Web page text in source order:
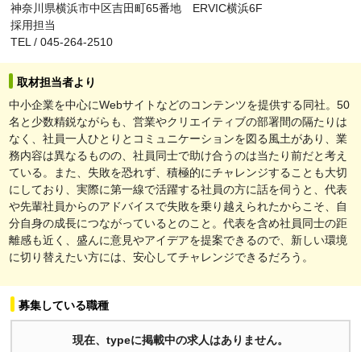
神奈川県横浜市中区吉田町65番地 ERVIC横浜6F
採用担当
TEL / 045-264-2510
取材担当者より
中小企業を中心にWebサイトなどのコンテンツを提供する同社。50
名と少数精鋭ながらも、営業やクリエイティブの部署間の隔たりは
なく、社員一人ひとりとコミュニケーションを図る風土があり、業
務内容は異なるものの、社員同士で助け合うのは当たり前だと考え
ている。また、失敗を恐れず、積極的にチャレンジすることも大切
にしており、実際に第一線で活躍する社員の方に話を伺うと、代表
や先輩社員からのアドバイスで失敗を乗り越えられたからこそ、自
分自身の成長につながっているとのこと。代表を含め社員同士の距
離感も近く、盛んに意見やアイデアを提案できるので、新しい環境
に切り替えたい方には、安心してチャレンジできるだろう。
募集している職種
現在、typeに掲載中の求人はありません。